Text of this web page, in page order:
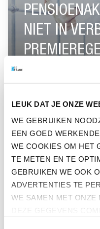
LEUK DAT JE ONZE
WE GEBRUIKEN
EEN GOED
WE COOKIES OM HET
TE METEN EN TE
GEBRUIKEN WE OOK
ADVERTENTIES TE
WE SAMEN MET ONZE
NIET IN
PERS